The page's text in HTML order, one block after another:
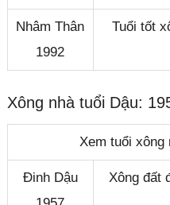
Nhâm Thân
1992
Tuổi tốt
Xông nhà tuổi Dậu:
Xem tuổi xông
Đinh Dậu
Xông đất